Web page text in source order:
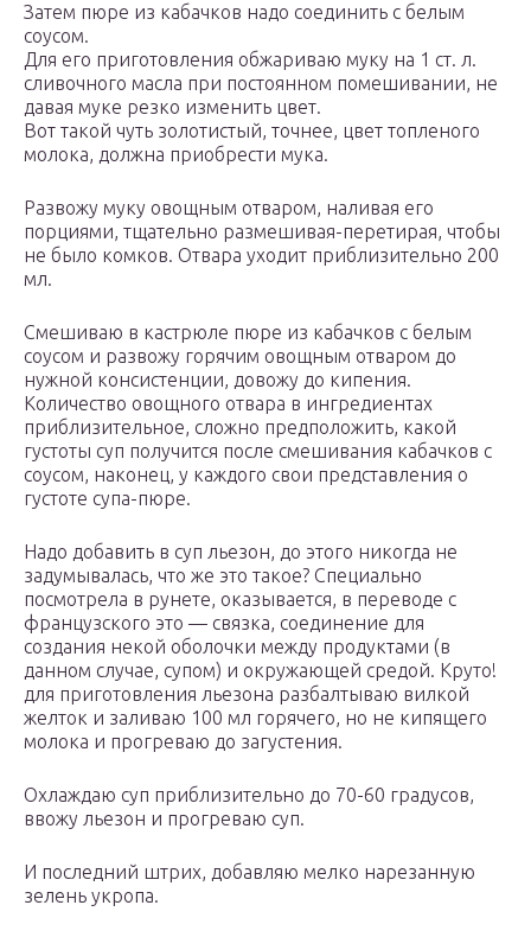
Затем пюре из кабачков надо соединить с белым
соусом.
Для его приготовления обжариваю муку на 1 ст. л.
сливочного масла при постоянном помешивании, не
давая муке резко изменить цвет.
Вот такой чуть золотистый, точнее, цвет топленого
молока, должна приобрести мука.
Развожу муку овощным отваром, наливая его
порциями, тщательно размешивая-перетирая, чтобы
не было комков. Отвара уходит приблизительно 200
мл.
Смешиваю в кастрюле пюре из кабачков с белым
соусом и развожу горячим овощным отваром до
нужной консистенции, довожу до кипения.
Количество овощного отвара в ингредиентах
приблизительное, сложно предположить, какой
густоты суп получится после смешивания кабачков с
соусом, наконец, у каждого свои представления о
густоте супа-пюре.
Надо добавить в суп льезон, до этого никогда не
задумывалась, что же это такое? Специально
посмотрела в рунете, оказывается, в переводе с
французского это — связка, соединение для
создания некой оболочки между продуктами (в
данном случае, супом) и окружающей средой. Круто!
для приготовления льезона разбалтываю вилкой
желток и заливаю 100 мл горячего, но не кипящего
молока и прогреваю до загустения.
Охлаждаю суп приблизительно до 70-60 градусов,
ввожу льезон и прогреваю суп.
И последний штрих, добавляю мелко нарезанную
зелень укропа.